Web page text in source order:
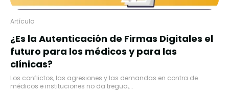
Artículo
¿Es la Autenticación de Firmas Digitales el
futuro para los médicos y para las
clínicas?
Los conflictos, las agresiones y las demandas en contra de
médicos e instituciones no da tregua,...